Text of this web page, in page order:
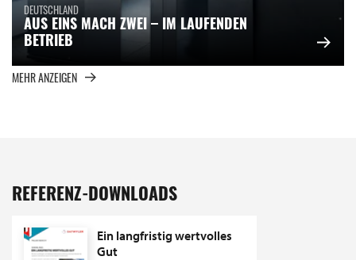
DEUTSCHLAND
AUS EINS MACH ZWEI – IM LAUFENDEN
BETRIEB
MEHR ANZEIGEN
REFERENZ-DOWNLOADS
Ein langfristig wertvolles
Gut